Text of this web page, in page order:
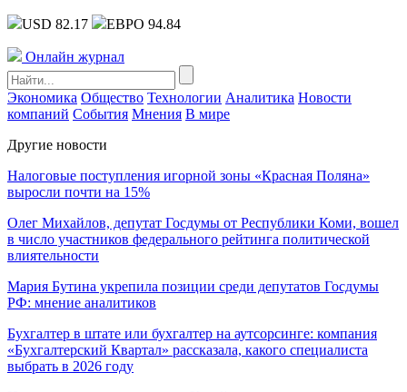
USD 82.17 ЕВРО 94.84
Онлайн журнал
Экономика Общество Технологии Аналитика Новости
компаний События Мнения В мире
Другие новости
Налоговые поступления игорной зоны «Красная Поляна»
выросли почти на 15%
Олег Михайлов, депутат Госдумы от Республики Коми, вошел
в число участников федерального рейтинга политической
влиятельности
Мария Бутина укрепила позиции среди депутатов Госдумы
РФ: мнение аналитиков
Бухгалтер в штате или бухгалтер на аутсорсинге: компания
«Бухгалтерский Квартал» рассказала, какого специалиста
выбрать в 2026 году